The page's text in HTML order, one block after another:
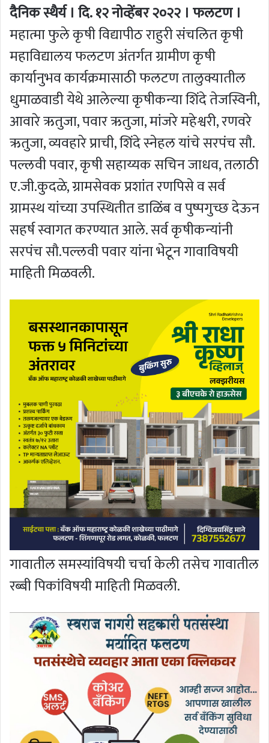
दैनिक स्थैर्य । दि. १२ नोव्हेंबर २०२२ । फलटण ।
महात्मा फुले कृषी विद्यापीठ राहुरी संचलित कृषी
महाविद्यालय फलटण अंतर्गत ग्रामीण कृषी
कार्यानुभव कार्यक्रमासाठी फलटण तालुक्यातील
धुमाळवाडी येथे आलेल्या कृषीकन्या शिंदे तेजस्विनी,
आवारे ऋतुजा, पवार ऋतुजा, मांजरे महेश्वरी, रणवरे
ऋतुजा, व्यवहारे प्राची, शिंदे स्नेहल यांचे सरपंच सौ.
पल्लवी पवार, कृषी सहाय्यक सचिन जाधव, तलाठी
ए.जी.कुदळे, ग्रामसेवक प्रशांत रणपिसे व सर्व
ग्रामस्थ यांच्या उपस्थितीत डाळिंब व पुष्पगुच्छ देऊन
सहर्ष स्वागत करण्यात आले. सर्व कृषीकन्यांनी
सरपंच सौ.पल्लवी पवार यांना भेटून गावाविषयी
माहिती मिळवली.
गावातील समस्यांविषयी चर्चा केली तसेच गावातील
रब्बी पिकांविषयी माहिती मिळवली.